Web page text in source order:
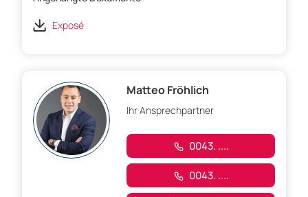
Exposé
Matteo Fröhlich
Ihr Ansprechpartner
0043. ....
0043. ....